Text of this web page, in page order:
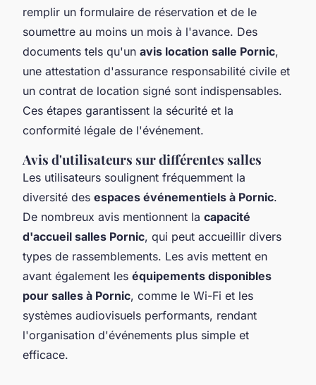
remplir un formulaire de réservation et de le
soumettre au moins un mois à l'avance. Des
documents tels qu'un avis location salle Pornic,
une attestation d'assurance responsabilité civile et
un contrat de location signé sont indispensables.
Ces étapes garantissent la sécurité et la
conformité légale de l'événement.
Avis d'utilisateurs sur différentes salles
Les utilisateurs soulignent fréquemment la
diversité des espaces événementiels à Pornic.
De nombreux avis mentionnent la capacité
d'accueil salles Pornic, qui peut accueillir divers
types de rassemblements. Les avis mettent en
avant également les équipements disponibles
pour salles à Pornic, comme le Wi-Fi et les
systèmes audiovisuels performants, rendant
l'organisation d'événements plus simple et
efficace.